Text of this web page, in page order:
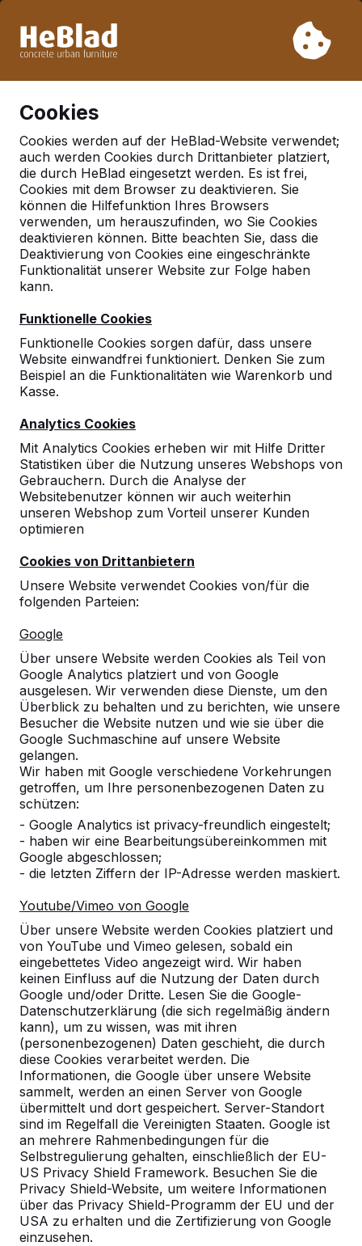
Woche 33 nicht. Bitte berücksichtigen Sie daher längere
Cookies
Cookies werden auf der HeBlad-Website verwendet;
auch werden Cookies durch Drittanbieter platziert,
die durch HeBlad eingesetzt werden. Es ist frei,
Cookies mit dem Browser zu deaktivieren. Sie
können die Hilfefunktion Ihres Browsers
verwenden, um herauszufinden, wo Sie Cookies
deaktivieren können. Bitte beachten Sie, dass die
Deaktivierung von Cookies eine eingeschränkte
Funktionalität unserer Website zur Folge haben
kann.
Funktionelle Cookies
Funktionelle Cookies sorgen dafür, dass unsere
Website einwandfrei funktioniert. Denken Sie zum
Beispiel an die Funktionalitäten wie Warenkorb und
Kasse.
Analytics Cookies
Mit Analytics Cookies erheben wir mit Hilfe Dritter
Statistiken über die Nutzung unseres Webshops von
Gebrauchern. Durch die Analyse der
Websitebenutzer können wir auch weiterhin
unseren Webshop zum Vorteil unserer Kunden
optimieren
Cookies von Drittanbietern
Unsere Website verwendet Cookies von/für die
folgenden Parteien:
Google
Über unsere Website werden Cookies als Teil von
Google Analytics platziert und von Google
ausgelesen. Wir verwenden diese Dienste, um den
Überblick zu behalten und zu berichten, wie unsere
Besucher die Website nutzen und wie sie über die
Google Suchmaschine auf unsere Website
gelangen.
Wir haben mit Google verschiedene Vorkehrungen
getroffen, um Ihre personenbezogenen Daten zu
schützen:
- Google Analytics ist privacy-freundlich eingestelt;
- haben wir eine Bearbeitungsübereinkommen mit
Google abgeschlossen;
- die letzten Ziffern der IP-Adresse werden maskiert.
Youtube/Vimeo von Google
Über unsere Website werden Cookies platziert und
von YouTube und Vimeo gelesen, sobald ein
eingebettetes Video angezeigt wird. Wir haben
keinen Einfluss auf die Nutzung der Daten durch
Google und/oder Dritte. Lesen Sie die Google-
Datenschutzerklärung (die sich regelmäßig ändern
kann), um zu wissen, was mit ihren
(personenbezogenen) Daten geschieht, die durch
diese Cookies verarbeitet werden. Die
Informationen, die Google über unsere Website
sammelt, werden an einen Server von Google
übermittelt und dort gespeichert. Server-Standort
sind im Regelfall die Vereinigten Staaten. Google ist
an mehrere Rahmenbedingungen für die
Selbstregulierung gehalten, einschließlich der EU-
US Privacy Shield Framework. Besuchen Sie die
Privacy Shield-Website, um weitere Informationen
über das Privacy Shield-Programm der EU und der
USA zu erhalten und die Zertifizierung von Google
einzusehen.
Deutschland
Referenties in:Ascheberg
8
Einsatz auf Schulhöfen gut geeigent.
24-11-2016
9
Gemeinde Ascheberg, FB III, FG
Referenzen
Unsere Produkte finden Sie in ganz Europa
und darüber hinaus. Sehen Sie hier, wo Sie
ein HeBlad-Produkt in Ihrer Nähe finden.
Produkt
Alles anzeigen
Kategorie
Alles anzeigen
Ort oder Postleitzahl suchen